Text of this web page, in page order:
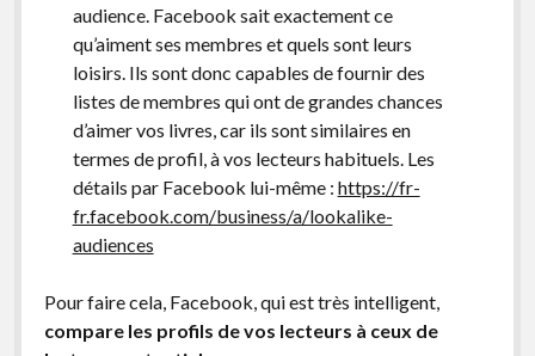
audience. Facebook sait exactement ce
qu’aiment ses membres et quels sont leurs
loisirs. Ils sont donc capables de fournir des
listes de membres qui ont de grandes chances
d’aimer vos livres, car ils sont similaires en
termes de profil, à vos lecteurs habituels. Les
détails par Facebook lui-même : https://fr-
fr.facebook.com/business/a/lookalike-
audiences
Pour faire cela, Facebook, qui est très intelligent,
compare les profils de vos lecteurs à ceux de